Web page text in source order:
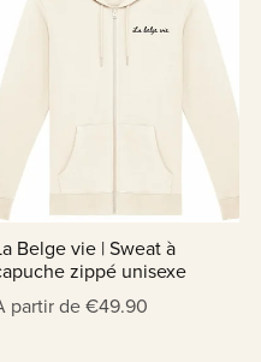
Belge vie | Sweat à
zippé unisexe
partir de €49.90